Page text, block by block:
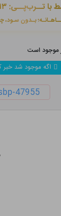
با تــرب‌پــی:
اگه موجود شد خبر
47955